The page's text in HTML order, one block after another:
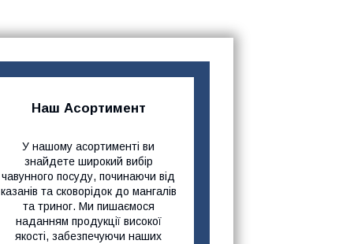
Наш Асортимент
У нашому асортименті ви
знайдете широкий вибір
чавунного посуду, починаючи від
казанів та сковорідок до мангалів
та триног. Ми пишаємося
наданням продукції високої
якості, забезпечуючи наших